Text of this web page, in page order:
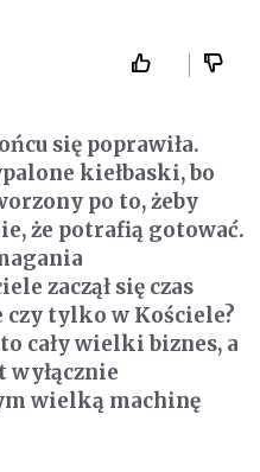
się poprawiła.
kiełbaski, bo
po to, żeby
że potrafią gotować.
zaczął się czas
tylko w Kościele?
cały wielki biznes, a
wielką machinę